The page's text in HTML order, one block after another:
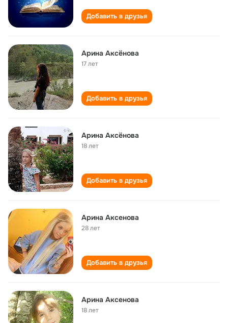
Добавить в друзья
Арина Аксёнова
17 лет
Добавить в друзья
Арина Аксёнова
18 лет
Добавить в друзья
Арина Аксенова
28 лет
Добавить в друзья
Арина Аксенова
18 лет